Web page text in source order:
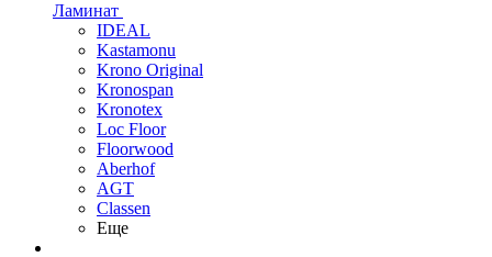
Ламинат
IDEAL
Kastamonu
Krono Original
Kronospan
Kronotex
Loc Floor
Floorwood
Aberhof
AGT
Classen
Еще